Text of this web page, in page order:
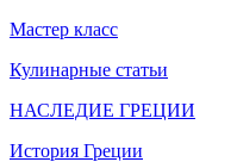
Мастер класс
Кулинарные статьи
НАСЛЕДИЕ ГРЕЦИИ
История Греции